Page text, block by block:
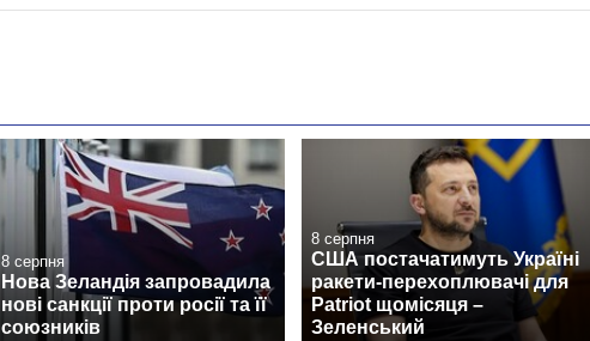
8 серпня
Нова Зеландія запровадила
нові санкції проти росії та її
союзників
8 серпня
США постачатимуть Україні
ракети-перехоплювачі для
Patriot щомісяця –
Зеленський